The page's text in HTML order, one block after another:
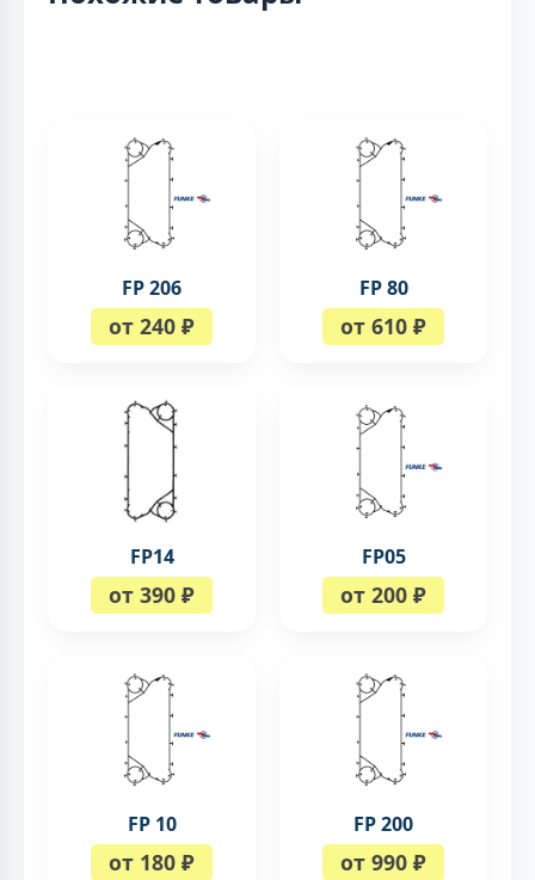
FP 206
от 240 ₽
FP 80
от 610 ₽
FP14
от 390 ₽
FP05
от 200 ₽
FP 10
от 180 ₽
FP 200
от 990 ₽